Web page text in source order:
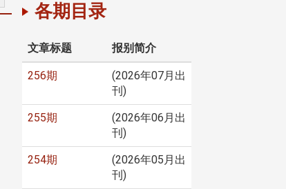
各期目录
文章标题 报别简介
256期
(2026年07月出
刊)
255期
(2026年06月出
刊)
254期
(2026年05月出
刊)